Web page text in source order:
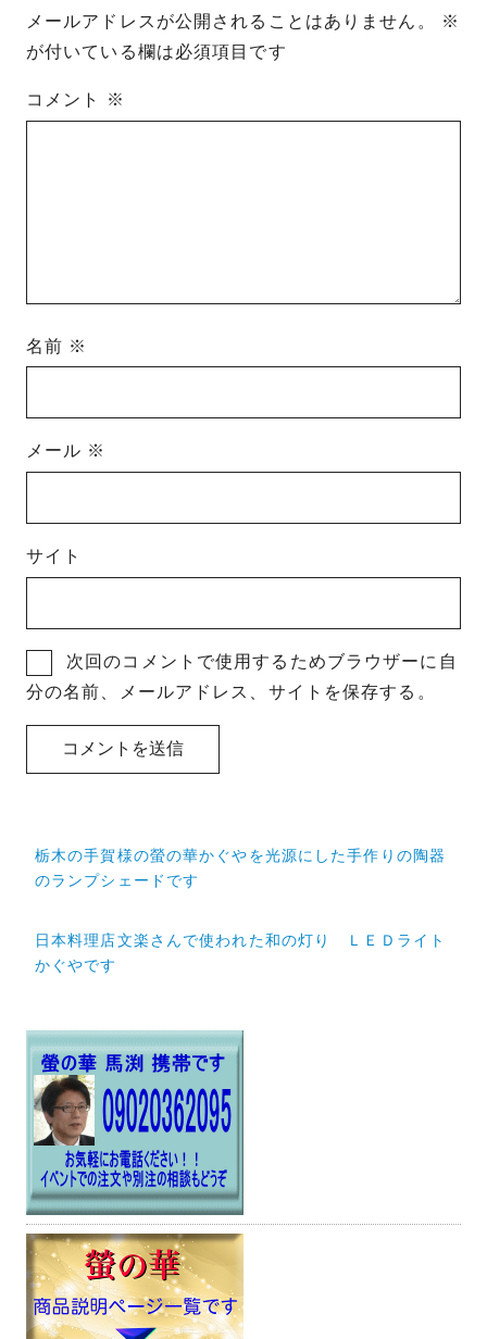
メールアドレスが公開されることはありません。
※
が付いている欄は必須項目です
コメント ※
名前 ※
メール ※
サイト
次回のコメントで使用するためブラウザーに自
分の名前、メールアドレス、サイトを保存する。
投
稿
ビ
シ
ョ
ン
栃木の手賀様の螢の華かぐやを光源にした手作りの陶器
のランプシェードです
日本料理店文楽さんで使われた和の灯り ＬＥＤライト
かぐやです